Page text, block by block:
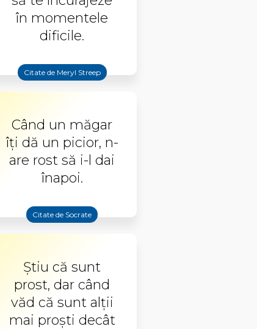
în momentele
dificile.
Citate de Meryl Streep
Când un măgar
îţi dă un picior, n-
are rost să i-l dai
înapoi.
Citate de Socrate
Ştiu că sunt
prost, dar când
văd că sunt alţii
mai proşti decât